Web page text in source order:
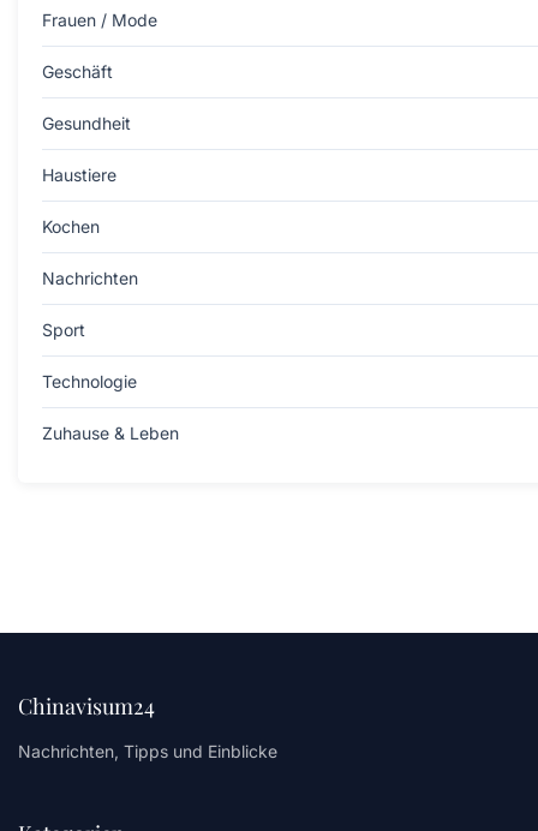
Frauen / Mode
Geschäft
Gesundheit
Haustiere
Kochen
Nachrichten
Sport
Technologie
Zuhause & Leben
Chinavisum24
Nachrichten, Tipps und Einblicke